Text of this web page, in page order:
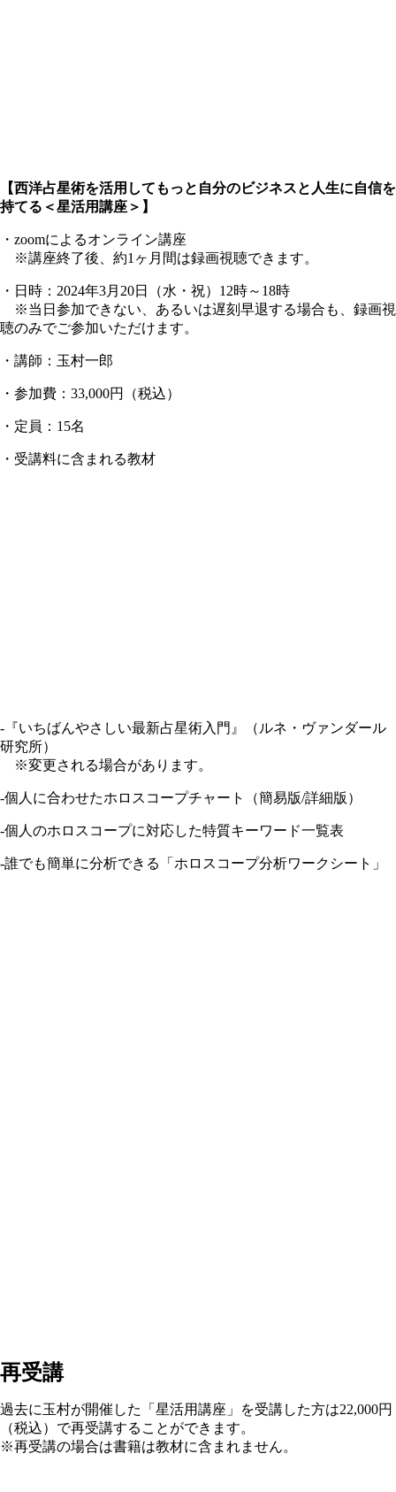
【西洋占星術を活用してもっと自分のビジネスと人生に自信を
持てる＜星活用講座＞】
・zoomによるオンライン講座
※講座終了後、約1ヶ月間は録画視聴できます。
・日時：2024年3月20日（水・祝）12時～18時
※当日参加できない、あるいは遅刻早退する場合も、録画視
聴のみでご参加いただけます。
・講師：玉村一郎
・参加費：33,000円（税込）
・定員：15名
・受講料に含まれる教材
-『いちばんやさしい最新占星術入門』（ルネ・ヴァンダール
研究所）
※変更される場合があります。
-個人に合わせたホロスコープチャート（簡易版/詳細版）
-個人のホロスコープに対応した特質キーワード一覧表
-誰でも簡単に分析できる「ホロスコープ分析ワークシート」
再受講
過去に玉村が開催した「星活用講座」を受講した方は22,000円
（税込）で再受講することができます。
※再受講の場合は書籍は教材に含まれません。